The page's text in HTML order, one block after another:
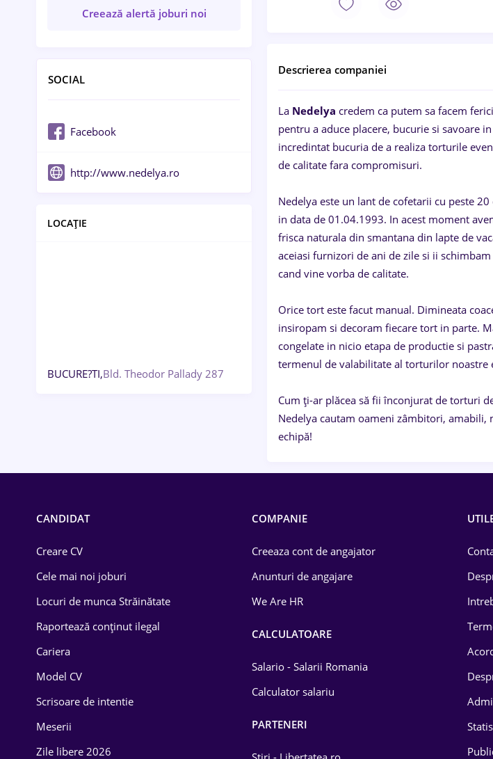
Creează alertă joburi noi
SOCIAL
Facebook
http://www.nedelya.ro
LOCAȚIE
BUCURE?TI,Bld. Theodor Pallady 287
Descrierea companiei
La Nedelya credem ca putem sa facem
pentru a aduce placere, bucurie si savoare
incredintat bucuria de a realiza torturile
de calitate fara compromisuri.
Nedelya este un lant de cofetarii cu peste
in data de 01.04.1993. In acest moment
frisca naturala din smantana din lapte de
aceiasi furnizori de ani de zile si ii
cand vine vorba de calitate.
Orice tort este facut manual. Dimineata
insiropam si decoram fiecare tort in parte.
congelate in nicio etapa de productie si
termenul de valabilitate al torturilor noastre
Cum ți-ar plăcea să fii înconjurat de torturi
Nedelya cautam oameni zâmbitori, amabili,
echipă!
CANDIDAT
Creare CV
Cele mai noi joburi
Locuri de munca Străinătate
Raportează conținut ilegal
Cariera
Model CV
Scrisoare de intentie
Meserii
Zile libere 2026
COMPANIE
Creeaza cont de angajator
Anunturi de angajare
We Are HR
CALCULATOARE
Salario - Salarii Romania
Calculator salariu
PARTENERI